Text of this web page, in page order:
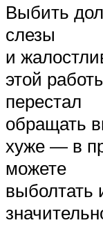
Выбить
слезы
и
этой
перестал
обращать
хуже — в
можете
выболтать